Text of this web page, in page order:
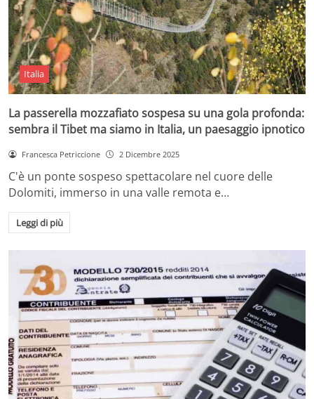
Italia
La passerella mozzafiato sospesa su una gola profonda:
sembra il Tibet ma siamo in Italia, un paesaggio ipnotico
Francesca Petriccione 2 Dicembre 2025
C'è un ponte sospeso spettacolare nel cuore delle
Dolomiti, immerso in una valle remota e…
Leggi di più